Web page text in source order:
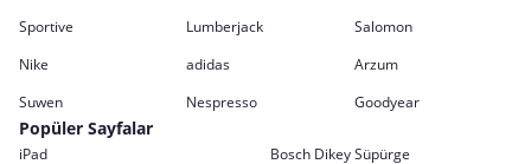
Sportive
Lumberjack
Salomon
Nike
adidas
Arzum
Suwen
Nespresso Goodyear
Popüler Sayfalar
iPad
Bosch Dikey Süpürge